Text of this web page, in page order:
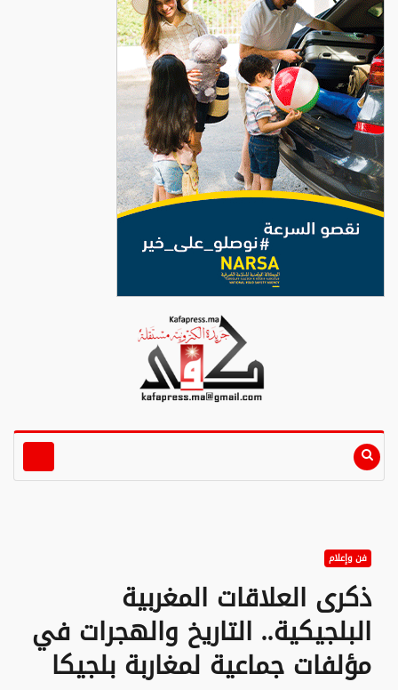
فن وإعلام
ذكرى العلاقات المغربية
البلجيكية.. التاريخ والهجرات في
مؤلفات جماعية لمغاربة بلجيكا